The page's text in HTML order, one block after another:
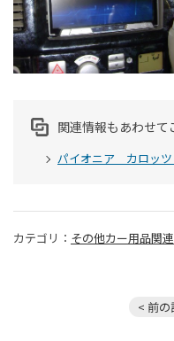
関連情報もあわせて
パイオニア カロッ
カテゴリ： その他カー用品関連
< 前